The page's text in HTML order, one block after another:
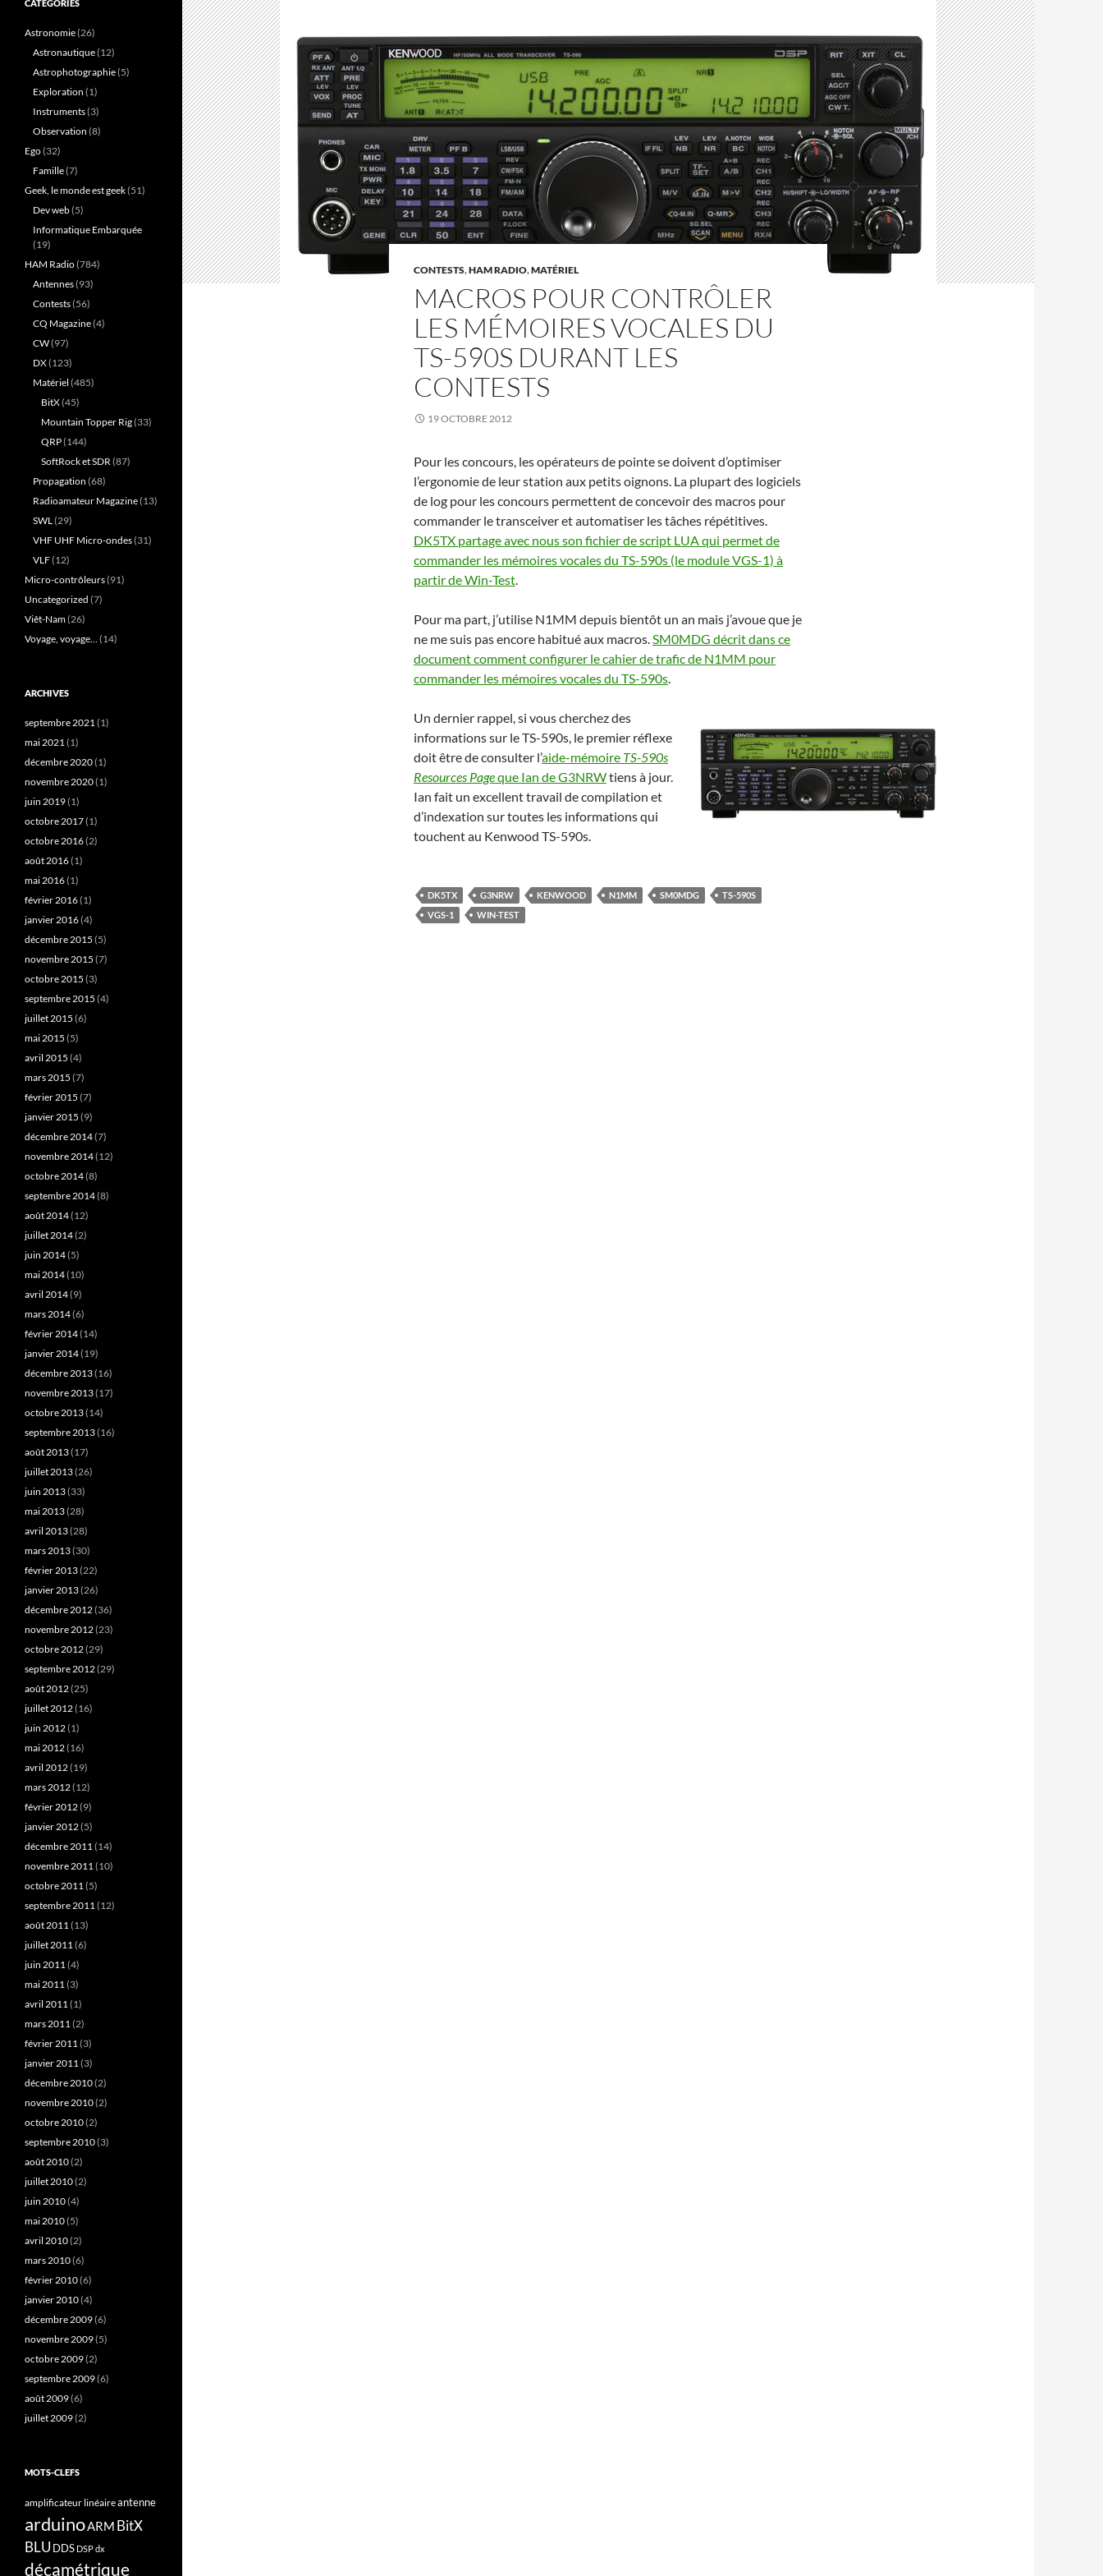
CONTESTS,HAM RADIO,MATÉRIEL
MACROS POUR CONTRÔLER
LES MÉMOIRES VOCALES DU
TS-590S DURANT LES
CONTESTS
19 OCTOBRE 2012
Pour les concours, les opérateurs de pointe se doivent d’optimiser
l’ergonomie de leur station aux petits oignons. La plupart des logiciels
de log pour les concours permettent de concevoir des macros pour
commander le transceiver et automatiser les tâches répétitives.
DK5TX partage avec nous son fichier de script LUA qui permet de
commander les mémoires vocales du TS-590s (le module VGS-1) à
partir de Win-Test.
Pour ma part, j’utilise N1MM depuis bientôt un an mais j’avoue que je
ne me suis pas encore habitué aux macros.SM0MDG décrit dans ce
document comment configurer le cahier de trafic de N1MM pour
commander les mémoires vocales du TS-590s.
Un dernier rappel, si vous cherchez des
informations sur le TS-590s, le premier réflexe
doit être de consulter l’aide-mémoire TS-590s
Resources Pageque Ian de G3NRWtiens à jour.
Ian fait un excellent travail de compilation et
d’indexation sur toutes les informations qui
touchent au Kenwood TS-590s.
DK5TX G3NRW KENWOOD N1MM SM0MDG
TS-590S
VGS-1
WIN-TEST
CATÉGORIES
Astronomie(26)
Astronautique(12)
Astrophotographie(5)
Exploration (1)
Instruments(3)
Observation (8)
Ego(32)
Famille(7)
Geek, le monde est geek(51)
Dev web(5)
Informatique Embarquée
(19)
HAM Radio(784)
Antennes(93)
Contests(56)
CQ Magazine(4)
CW(97)
DX(123)
Matériel (485)
BitX(45)
Mountain Topper Rig(33)
QRP(144)
SoftRock et SDR(87)
Propagation (68)
Radioamateur Magazine(13)
SWL(29)
VHF UHF Micro-ondes(31)
VLF(12)
Micro-contrôleurs(91)
Uncategorized (7)
Viêt-Nam(26)
Voyage, voyage…(14)
ARCHIVES
septembre 2021(1)
mai 2021(1)
décembre 2020(1)
novembre 2020(1)
juin 2019(1)
octobre 2017(1)
octobre 2016(2)
août 2016(1)
mai 2016(1)
février 2016(1)
janvier 2016(4)
décembre 2015 (5)
novembre 2015 (7)
octobre 2015 (3)
septembre 2015 (4)
juillet 2015 (6)
mai 2015 (5)
avril 2015 (4)
mars 2015 (7)
février 2015 (7)
janvier 2015 (9)
décembre 2014(7)
novembre 2014(12)
octobre 2014(8)
septembre 2014(8)
août 2014(12)
juillet 2014(2)
juin 2014(5)
mai 2014(10)
avril 2014(9)
mars 2014(6)
février 2014(14)
janvier 2014(19)
décembre 2013(16)
novembre 2013(17)
octobre 2013(14)
septembre 2013(16)
août 2013(17)
juillet 2013(26)
juin 2013(33)
mai 2013(28)
avril 2013(28)
mars 2013(30)
février 2013(22)
janvier 2013(26)
décembre 2012(36)
novembre 2012(23)
octobre 2012(29)
septembre 2012(29)
août 2012(25)
juillet 2012(16)
juin 2012(1)
mai 2012(16)
avril 2012(19)
mars 2012(12)
février 2012(9)
janvier 2012(5)
décembre 2011(14)
novembre 2011(10)
octobre 2011(5)
septembre 2011(12)
août 2011(13)
juillet 2011(6)
juin 2011(4)
mai 2011(3)
avril 2011(1)
mars 2011(2)
février 2011(3)
janvier 2011(3)
décembre 2010(2)
novembre 2010(2)
octobre 2010(2)
septembre 2010(3)
août 2010(2)
juillet 2010(2)
juin 2010(4)
mai 2010(5)
avril 2010(2)
mars 2010(6)
février 2010(6)
janvier 2010(4)
décembre 2009(6)
novembre 2009(5)
octobre 2009(2)
septembre 2009(6)
août 2009(6)
juillet 2009(2)
MOTS-CLEFS
amplificateur linéaireantenne
arduinoARM BitX
BLU DDS DSPdx
décamétrique